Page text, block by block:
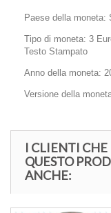
Paese della moneta:
Tipo di moneta: 3
Testo Stampato
Anno della moneta:
Versione della
I CLIENTI
QUESTO
ANCHE: